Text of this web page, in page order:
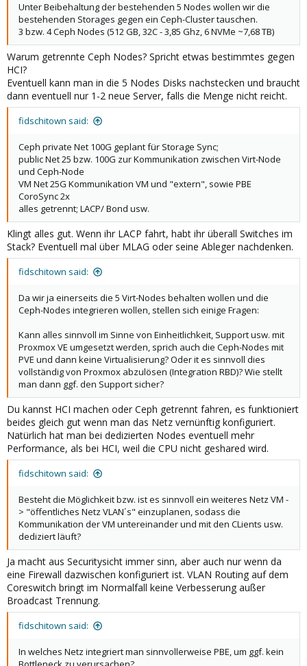
Unter Beibehaltung der bestehenden 5 Nodes wollen wir die
bestehenden Storages gegen ein Ceph-Cluster tauschen.
3 bzw. 4 Ceph Nodes (512 GB, 32C - 3,85 Ghz, 6 NVMe ~7,68 TB)
Warum getrennte Ceph Nodes? Spricht etwas bestimmtes gegen
HCI?
Eventuell kann man in die 5 Nodes Disks nachstecken und braucht
dann eventuell nur 1-2 neue Server, falls die Menge nicht reicht.
fidschitown said:
Ceph private Net 100G geplant für Storage Sync;
public Net 25 bzw. 100G zur Kommunikation zwischen Virt-Node
und Ceph-Node
VM Net 25G Kommunikation VM und "extern", sowie PBE
CoroSync 2x
alles getrennt; LACP/ Bond usw.
Klingt alles gut. Wenn ihr LACP fahrt, habt ihr überall Switches im
Stack? Eventuell mal über MLAG oder seine Ableger nachdenken.
fidschitown said:
Da wir ja einerseits die 5 Virt-Nodes behalten wollen und die
Ceph-Nodes integrieren wollen, stellen sich einige Fragen:
Kann alles sinnvoll im Sinne von Einheitlichkeit, Support usw. mit
Proxmox VE umgesetzt werden, sprich auch die Ceph-Nodes mit
PVE und dann keine Virtualisierung? Oder it es sinnvoll dies
vollständig von Proxmox abzulösen (Integration RBD)? Wie stellt
man dann ggf. den Support sicher?
Du kannst HCI machen oder Ceph getrennt fahren, es funktioniert
beides gleich gut wenn man das Netz vernünftig konfiguriert.
Natürlich hat man bei dedizierten Nodes eventuell mehr
Performance, als bei HCI, weil die CPU nicht geshared wird.
fidschitown said:
Besteht die Möglichkeit bzw. ist es sinnvoll ein weiteres Netz VM -
> "öffentliches Netz VLAN´s" einzuplanen, sodass die
Kommunikation der VM untereinander und mit den CLients usw.
dediziert läuft?
Ja macht aus Securitysicht immer sinn, aber auch nur wenn da
eine Firewall dazwischen konfiguriert ist. VLAN Routing auf dem
Coreswitch bringt im Normalfall keine Verbesserung außer
Broadcast Trennung.
fidschitown said:
In welches Netz integriert man sinnvollerweise PBE, um ggf. kein